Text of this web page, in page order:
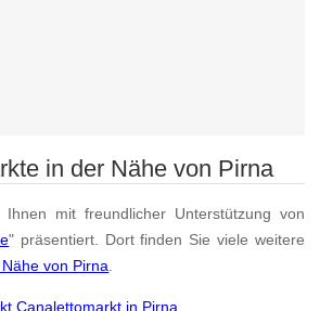
in der Nähe von Pirna
Ihnen mit freundlicher Unterstützung von
" präsentiert. Dort finden Sie viele weitere
von Pirna
Canalettomarkt in Pirna